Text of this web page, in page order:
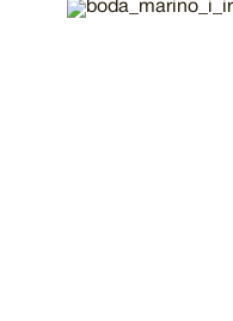
Imatge